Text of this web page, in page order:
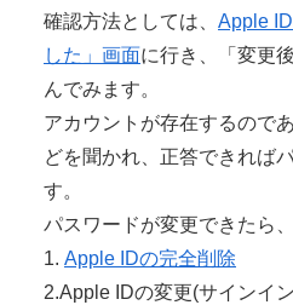
確認方法としては、 Apple
した」画面に行き、「変更
んでみます。
アカウントが存在するので
どを聞かれ、正答できれば
す。
パスワードが変更できたら、
1. Apple IDの完全削除
2.Apple IDの変更(サインイ